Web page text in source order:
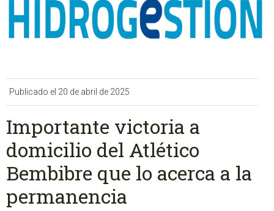
Publicado el 20 de abril de 2025
Importante victoria a
domicilio del Atlético
Bembibre que lo acerca a la
permanencia